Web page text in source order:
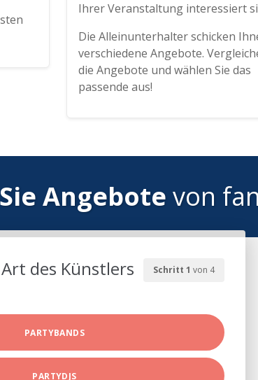
Ihrer Veranstaltung interessiert
Die Alleinunterhalter schicken
verschiedene Angebote.
die Angebote und wählen Sie das
passende aus!
Angebote von
Schritt 1 von 4
des Künstlers
PARTYBANDS
PARTYDJS